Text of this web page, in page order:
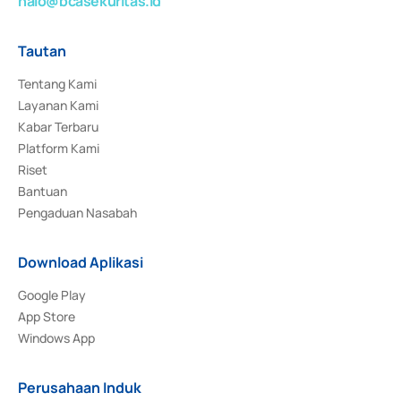
Tautan
Tentang Kami
Layanan Kami
Kabar Terbaru
Platform Kami
Riset
Bantuan
Pengaduan Nasabah
Download Aplikasi
Google Play
App Store
Windows App
Perusahaan Induk